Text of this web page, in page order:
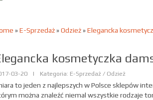
»E-Sprzedaż»Odzież»Elegancka
kosmetyczka
03-20 | Kategoria: E-Sprzedaż / Odzież
to jeden z najlepszych w Polsce sklepów
można znaleźć niemal wszystkie rodzaje